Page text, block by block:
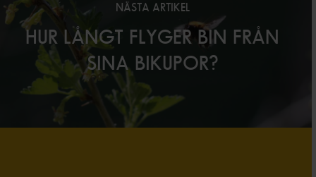
NÄSTA ARTIKEL
HUR LÅNGT FLYGER BIN FRÅN
SINA BIKUPOR?